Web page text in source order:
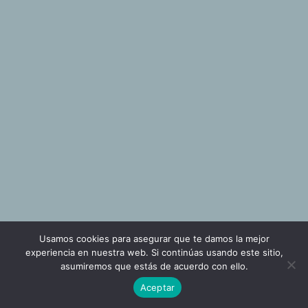
Usamos cookies para asegurar que te damos la mejor
experiencia en nuestra web. Si continúas usando este sitio,
asumiremos que estás de acuerdo con ello.
Aceptar